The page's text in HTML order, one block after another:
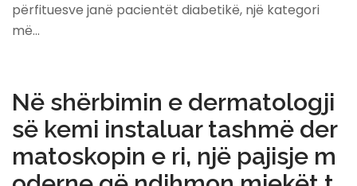
përfituesve janë pacientët diabetikë, një kategori
më…
Në shërbimin e dermatologji
së kemi instaluar tashmë der
matoskopin e ri, një pajisje m